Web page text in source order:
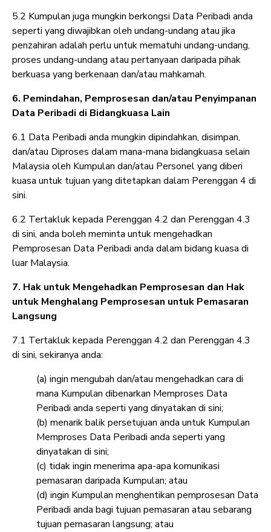
5.2 Kumpulan juga mungkin berkongsi Data Peribadi anda
seperti yang diwajibkan oleh undang-undang atau jika
penzahiran adalah perlu untuk mematuhi undang-undang,
proses undang-undang atau pertanyaan daripada pihak
berkuasa yang berkenaan dan/atau mahkamah.
6. Pemindahan, Pemprosesan dan/atau Penyimpanan
Data Peribadi di Bidangkuasa Lain
6.1 Data Peribadi anda mungkin dipindahkan, disimpan,
dan/atau Diproses dalam mana-mana bidangkuasa selain
Malaysia oleh Kumpulan dan/atau Personel yang diberi
kuasa untuk tujuan yang ditetapkan dalam Perenggan 4 di
sini.
6.2 Tertakluk kepada Perenggan 4.2 dan Perenggan 4.3
di sini, anda boleh meminta untuk mengehadkan
Pemprosesan Data Peribadi anda dalam bidang kuasa di
luar Malaysia.
7. Hak untuk Mengehadkan Pemprosesan dan Hak
untuk Menghalang Pemprosesan untuk Pemasaran
Langsung
7.1 Tertakluk kepada Perenggan 4.2 dan Perenggan 4.3
di sini, sekiranya anda:
(a) ingin mengubah dan/atau mengehadkan cara di
mana Kumpulan dibenarkan Memproses Data
Peribadi anda seperti yang dinyatakan di sini;
(b) menarik balik persetujuan anda untuk Kumpulan
Memproses Data Peribadi anda seperti yang
dinyatakan di sini;
(c) tidak ingin menerima apa-apa komunikasi
pemasaran daripada Kumpulan; atau
(d) ingin Kumpulan menghentikan pemprosesan Data
Peribadi anda bagi tujuan pemasaran atau sebarang
tujuan pemasaran langsung; atau